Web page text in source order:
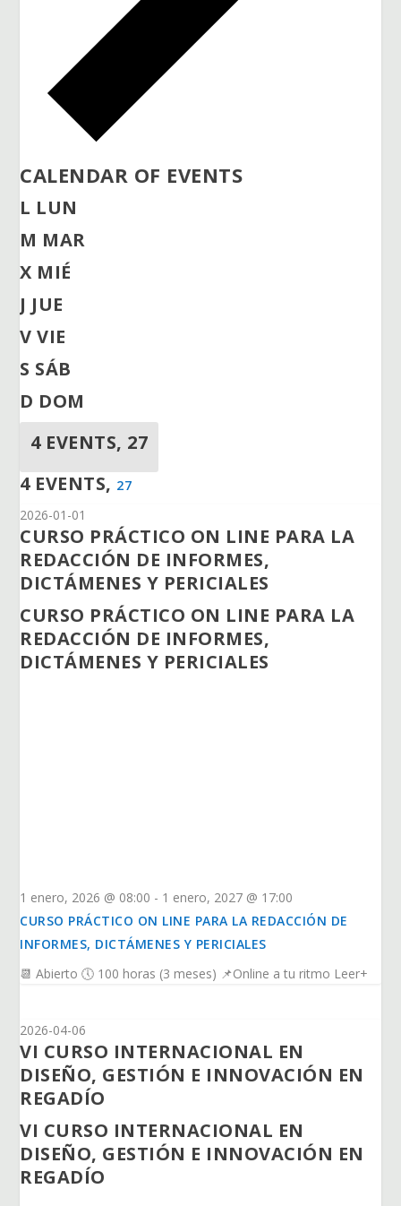
CALENDAR OF EVENTS
L LUN
M MAR
X MIÉ
J JUE
VVIE
S SÁB
D DOM
4 EVENTS, 27
4 EVENTS, 27
2026-01-01
CURSO PRÁCTICO ON LINE PARA LA
REDACCIÓN DE INFORMES,
DICTÁMENES Y PERICIALES
CURSO PRÁCTICO ON LINE PARA LA
REDACCIÓN DE INFORMES,
DICTÁMENES Y PERICIALES
1 enero, 2026 @ 08:00 - 1 enero, 2027 @ 17:00
CURSO PRÁCTICO ON LINE PARA LA REDACCIÓN DE
INFORMES, DICTÁMENES Y PERICIALES
📆 Abierto 🕔 100 horas (3 meses) 📌Online a tu ritmo Leer+
2026-04-06
VI CURSO INTERNACIONAL EN
DISEÑO, GESTIÓN E INNOVACIÓN EN
REGADÍO
VI CURSO INTERNACIONAL EN
DISEÑO, GESTIÓN E INNOVACIÓN EN
REGADÍO